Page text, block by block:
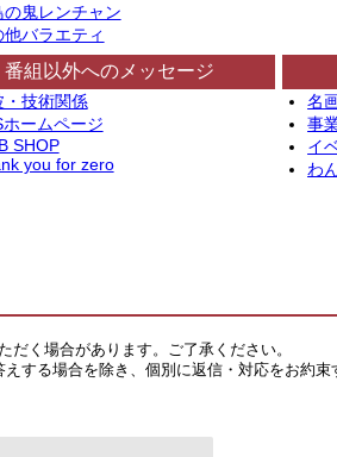
の鬼レンチャン
他バラエティ
番組以外へのメッセージ
・技術関係
ホームページ
SHOP
you for zero
名
事
イ
わ
く場合があります。ご了承ください。
する場合を除き、個別に返信・対応をお約束